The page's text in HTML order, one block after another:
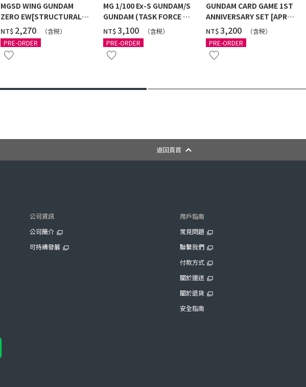
MGSD WING GUNDAM
ZERO EW[STRUCTURAL
COATING/BLACK] [2026年
12月發送]
NT$ ‌2,270
（含税）
PRE-ORDER
MG 1/100 Ex-S GUNDAM/S
GUNDAM (TASK FORCE α
Ver.) [2026年10月發送]
NT$‌3,100
（含税）
PRE-ORDER
GUNDAM CARD GAME 1ST
ANNIVERSARY SET [APR
2027 DELIVERY]
NT$‌3,200
（含税）
PRE-ORDER
返回頁首
公司資訊
公司簡介
可持續發展
用戶指南
常見問題
聯繫我們
付款方式
關於運送
關於退貨
安全指南